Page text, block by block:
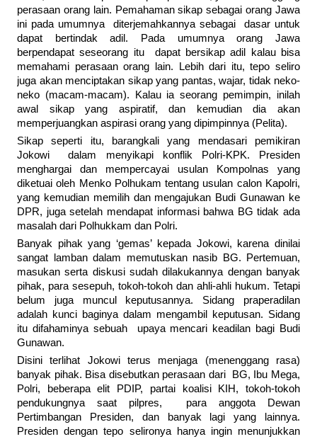
perasaan orang lain. Pemahaman sikap sebagai orang Jawa
ini pada umumnya diterjemahkannya sebagai dasar untuk
dapat bertindak adil. Pada umumnya orang Jawa
berpendapat seseorang itu dapat bersikap adil kalau bisa
memahami perasaan orang lain. Lebih dari itu, tepo seliro
juga akan menciptakan sikap yang pantas, wajar, tidak neko-
neko (macam-macam). Kalau ia seorang pemimpin, inilah
awal sikap yang aspiratif, dan kemudian dia akan
memperjuangkan aspirasi orang yang dipimpinnya (Pelita).
Sikap seperti itu, barangkali yang mendasari pemikiran
Jokowi dalam menyikapi konflik Polri-KPK. Presiden
menghargai dan mempercayai usulan Kompolnas yang
diketuai oleh Menko Polhukam tentang usulan calon Kapolri,
yang kemudian memilih dan mengajukan Budi Gunawan ke
DPR, juga setelah mendapat informasi bahwa BG tidak ada
masalah dari Polhukkam dan Polri.
Banyak pihak yang ‘gemas’ kepada Jokowi, karena dinilai
sangat lamban dalam memutuskan nasib BG. Pertemuan,
masukan serta diskusi sudah dilakukannya dengan banyak
pihak, para sesepuh, tokoh-tokoh dan ahli-ahli hukum. Tetapi
belum juga muncul keputusannya. Sidang praperadilan
adalah kunci baginya dalam mengambil keputusan. Sidang
itu difahaminya sebuah upaya mencari keadilan bagi Budi
Gunawan.
Disini terlihat Jokowi terus menjaga (menenggang rasa)
banyak pihak. Bisa disebutkan perasaan dari BG, Ibu Mega,
Polri, beberapa elit PDIP, partai koalisi KIH, tokoh-tokoh
pendukungnya saat pilpres, para anggota Dewan
Pertimbangan Presiden, dan banyak lagi yang lainnya.
Presiden dengan tepo selironya hanya ingin menunjukkan